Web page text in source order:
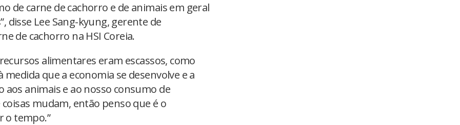
de carne de cachorro e de animais em geral
disse Lee Sang-kyung, gerente de
de cachorro na HSI Coreia.
alimentares eram escassos, como
que a economia se desenvolve e a
aos animais e ao nosso consumo de
mudam, então penso que é o
o tempo.”